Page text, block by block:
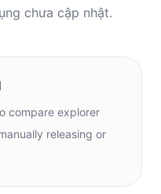
chưa cập nhật.
compare explorer
releasing or